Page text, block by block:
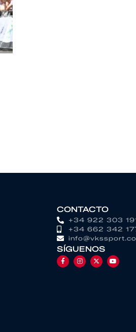
CONTACTO
+34 922 303
+34 662 342
SÍGUENOS